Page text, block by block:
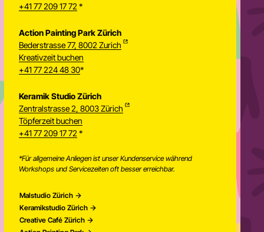
Newsletter
+41 77 209 17 72 *
Action Painting Park Zürich
Bederstrasse 77, 8002 Zurich
Kreativzeit buchen
+41 77 224 48 30*
Keramik Studio Zürich
Zentralstrasse 2, 8003 Zürich
Töpferzeit buchen
+41 77 209 17 72 *
*Für allgemeine Anliegen ist unser Kundenservice während
Workshops und Servicezeiten oft besser erreichbar.
Malstudio Zürich
Keramikstudio Zürich
Creative Café Zürich